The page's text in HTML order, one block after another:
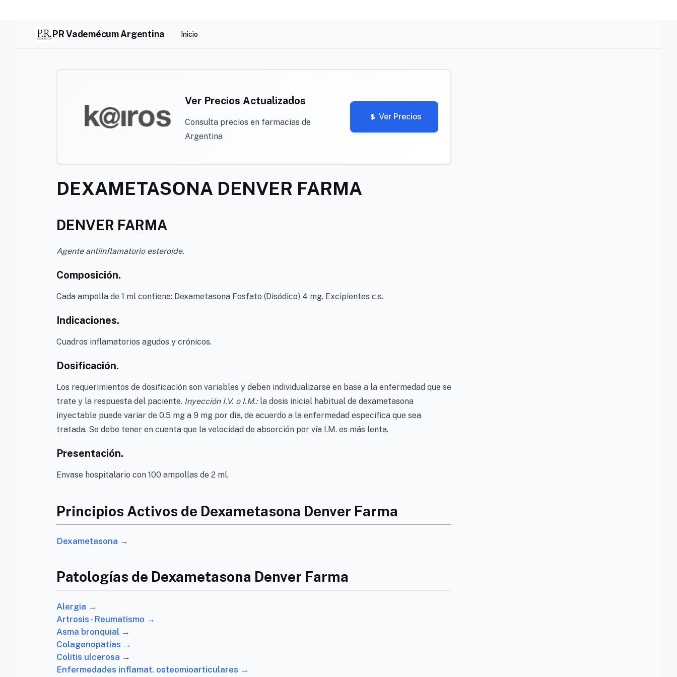
PR Vademécum Argentina Inicio
Ver Precios Actualizados
Consulta precios en farmacias de
Argentina
Ver Precios
DEXAMETASONA DENVER FARMA
DENVER FARMA
Agente antiinflamatorio esteroide.
Composición.
Cada ampolla de 1 ml contiene: Dexametasona Fosfato (Disódico) 4 mg. Excipientes c.s.
Indicaciones.
Cuadros inflamatorios agudos y crónicos.
Dosificación.
Los requerimientos de dosificación son variables y deben individualizarse en base a la enfermedad que se
trate y la respuesta del paciente. Inyección I.V. o I.M.:la dosis inicial habitual de dexametasona
inyectable puede variar de 0.5 mg a 9 mg por día, de acuerdo a la enfermedad específica que sea
tratada. Se debe tener en cuenta que la velocidad de absorción por vía I.M. es más lenta.
Presentación.
Envase hospitalario con 100 ampollas de 2 ml.
Principios Activos de Dexametasona Denver Farma
Dexametasona →
Patologías de Dexametasona Denver Farma
Alergia →
Artrosis - Reumatismo →
Asma bronquial →
Colagenopatías →
Colitis ulcerosa →
Enfermedades inflamat. osteomioarticulares →